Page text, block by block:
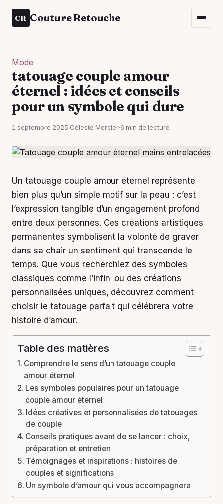
CR Couture Retouche
Mode
tatouage couple amour
éternel : idées et conseils
pour un symbole qui dure
1 septembre 2025·Céleste Mercier·6 min de lecture
Un tatouage couple amour éternel représente
bien plus qu’un simple motif sur la peau : c’est
l’expression tangible d’un engagement profond
entre deux personnes. Ces créations artistiques
permanentes symbolisent la volonté de graver
dans sa chair un sentiment qui transcende le
temps. Que vous recherchiez des symboles
classiques comme l’infini ou des créations
personnalisées uniques, découvrez comment
choisir le tatouage parfait qui célébrera votre
histoire d’amour.
Table des matières
Comprendre le sens d’un tatouage couple
amour éternel
Les symboles populaires pour un tatouage
couple amour éternel
Idées créatives et personnalisées de tatouages
de couple
Conseils pratiques avant de se lancer : choix,
préparation et entretien
Témoignages et inspirations : histoires de
couples et significations
Un symbole d’amour qui vous accompagnera